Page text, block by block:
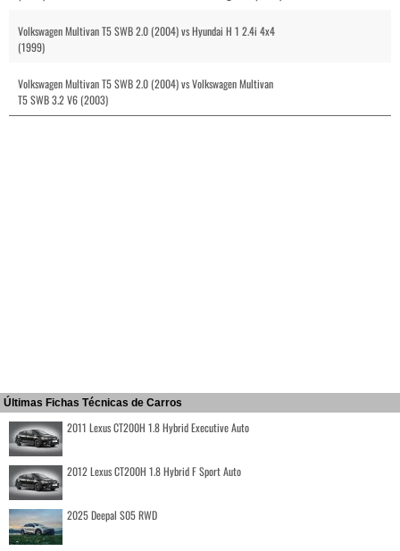
Volkswagen Multivan T5 SWB 2.0 (2004) vs Hyundai H 1 2.4i 4x4
(1999)
Volkswagen Multivan T5 SWB 2.0 (2004) vs Volkswagen Multivan
T5 SWB 3.2 V6 (2003)
Últimas Fichas Técnicas de Carros
2011 Lexus CT200H 1.8 Hybrid Executive Auto
2012 Lexus CT200H 1.8 Hybrid F Sport Auto
2025 Deepal S05 RWD